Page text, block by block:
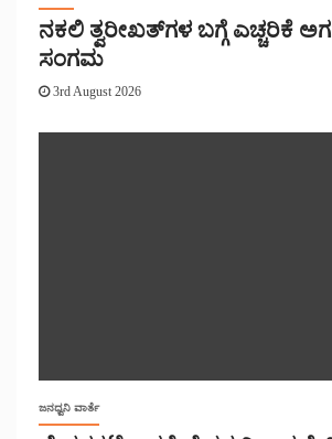
ನಕಲಿ ತ್ವರೀಖತ್‌ಗಳ ಬಗ್ಗೆ ಎಚ್ಚರಿಕೆ
ಸಂಗಮ
3rd August 2026
ಜನಧ್ವನಿ ವಾರ್ತೆ